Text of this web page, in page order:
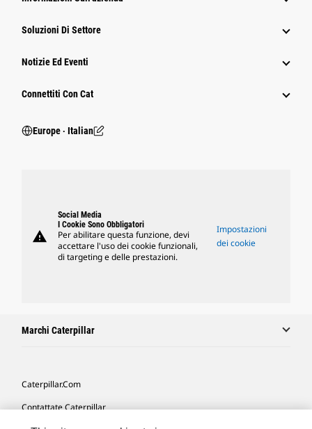
Soluzioni Di Settore
Notizie Ed Eventi
Connettiti Con Cat
Europe ‧ Italian
warning
Social Media
I Cookie Sono Obbligatori
Per abilitare questa funzione, devi
accettare l'uso dei cookie funzionali,
di targeting e delle prestazioni.
Impostazioni
dei cookie
Marchi Caterpillar
Caterpillar.com
Contattate Caterpillar